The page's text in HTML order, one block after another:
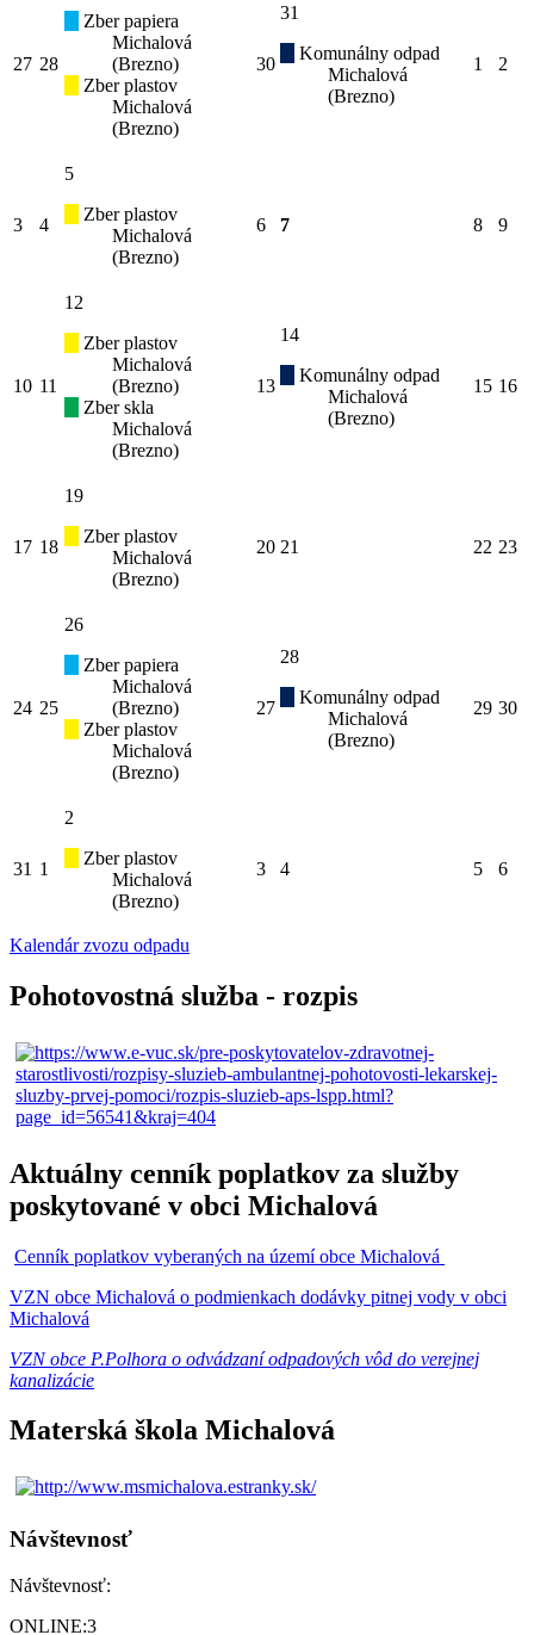
27 28
Zber papiera
Michalová
(Brezno)
Zber plastov
Michalová
(Brezno)
30
31
Komunálny odpad
Michalová
(Brezno)
1 2
3 4
5
Zber plastov
Michalová
(Brezno)
6 7 8 9
10 11
12
Zber plastov
Michalová
(Brezno)
Zber skla
Michalová
(Brezno)
13
14
Komunálny odpad
Michalová
(Brezno)
15 16
17 18
19
Zber plastov
Michalová
(Brezno)
20 21 22 23
24 25
26
Zber papiera
Michalová
(Brezno)
Zber plastov
Michalová
(Brezno)
27
28
Komunálny odpad
Michalová
(Brezno)
29 30
31 1
2
Zber plastov
Michalová
(Brezno)
3 4 5 6
Kalendár zvozu odpadu
Pohotovostná služba - rozpis
Aktuálny cenník poplatkov za služby
poskytované v obci Michalová
Cenník poplatkov vyberaných na území obce Michalová
VZN obce Michalová o podmienkach dodávky pitnej vody v obci
Michalová
VZN obce P.Polhora o odvádzaní odpadových vôd do verejnej
kanalizácie
Materská škola Michalová
Návštevnosť
Návštevnosť:
ONLINE:3